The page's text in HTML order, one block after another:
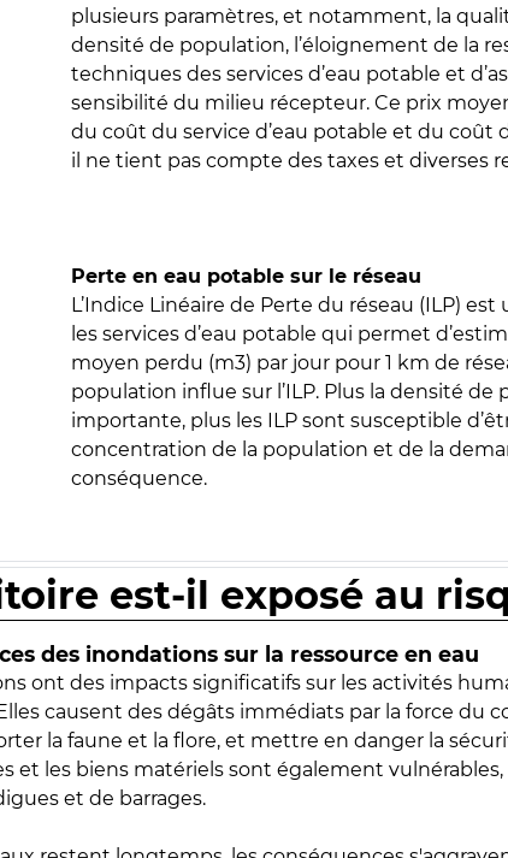
plusieurs paramètres, et notamment, la
densité de population, l’éloignement de la
techniques des services d’eau potable et
sensibilité du milieu récepteur. Ce prix
du coût du service d’eau potable et du coût
il ne tient pas compte des taxes et diverses
Perte en eau potable sur le réseau
L’Indice Linéaire de Perte du réseau (ILP)
les services d’eau potable qui permet
moyen perdu (m3) par jour pour 1 km de
population influe sur l’ILP. Plus la densité de
importante, plus les ILP sont susceptible
concentration de la population et de la
conséquence.
est-il exposé au
des inondations sur la ressource en eau
ont des impacts significatifs sur les activités
causent des dégâts immédiats par la force du
la faune et la flore, et mettre en danger la
et les biens matériels sont également vulnérables,
et de barrages.